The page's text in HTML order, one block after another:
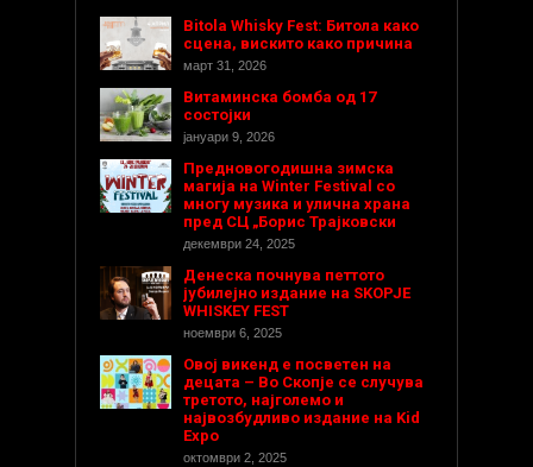
Bitola Whisky Fest: Битола како
сцена, вискито како причина
март 31, 2026
Витаминска бомба од 17
состојки
јануари 9, 2026
Предновогодишнa зимска
магија на Winter Festival со
многу музика и улична храна
пред СЦ „Борис Трајковски
декември 24, 2025
Денеска почнува петтото
јубилејно издание на SKOPJE
WHISKEY FEST
ноември 6, 2025
Овој викенд е посветен на
децата – Во Скопје се случува
третото, најголемо и
највозбудливо издание на Kid
Expo
октомври 2, 2025